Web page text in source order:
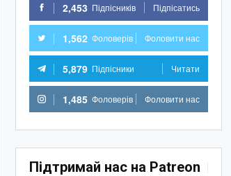
2,453 Підпісників Підпісатись
1,562 Фоловерів Фоловити нас
5,879 Підпісники Читати
1,485 Фоловерів Фоловити нас
Підтримай нас на Patreon